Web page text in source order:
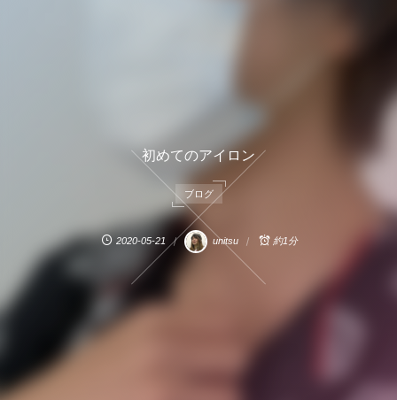
初めてのアイロン
ブログ
2020-05-21 unitsu 約1分